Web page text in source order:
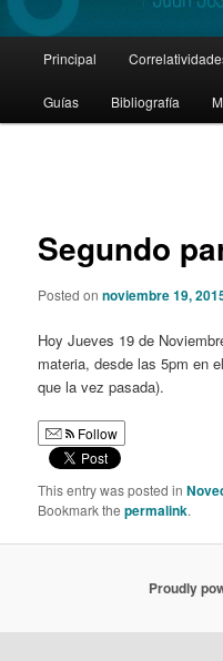
Skip
to
Principal
Guías Bibliografía
Segundo
Posted onnoviembre 19,
Hoy Jueves 19 de
materia, desde las 5pm en
que la vez pasada).
Follow
This entry was posted in
Bookmark thepermalink.
Proudly